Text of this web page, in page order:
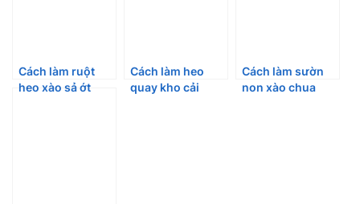
Cách làm ruột
heo xào sả ớt
Cách làm heo
quay kho cải
Cách làm sườn
non xào chua